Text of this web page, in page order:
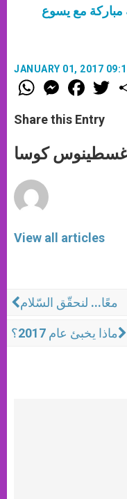
مع يسوع
JANUARY 01, 2017
W
h
t
s
p
p
M
e
s
e
e
F
a
e
b
o
k
w
Share this Entry
كوسا
View all articles
معًا... لنحقّق السّلام
ماذا يخبئ عام 2017؟